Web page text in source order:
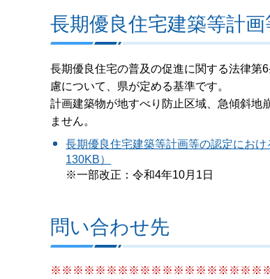
長期優良住宅建築等計
長期優良住宅の普及の促進に関する法律第
慮について、県が定める基準です。
計画建築物が地すべり防止区域、急傾斜地
ません。
長期優良住宅建築等計画等の認定にお
130KB）
※一部改正：令和4年10月1日
問い合わせ先